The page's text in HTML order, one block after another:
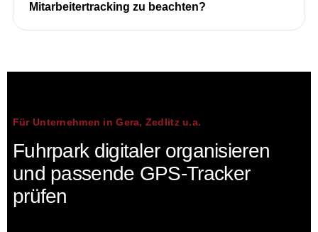
Mitarbeitertracking zu beachten?
Für Unternehmen in Gera, Zedlitz u.a.
Fuhrpark digitaler organisieren
und passende GPS-Tracker
prüfen